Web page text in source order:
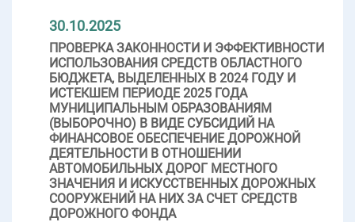
30.10.2025
ПРОВЕРКА ЗАКОННОСТИ И ЭФФЕКТИВНОСТИ
ИСПОЛЬЗОВАНИЯ СРЕДСТВ ОБЛАСТНОГО
БЮДЖЕТА, ВЫДЕЛЕННЫХ В 2024 ГОДУ И
ИСТЕКШЕМ ПЕРИОДЕ 2025 ГОДА
МУНИЦИПАЛЬНЫМ ОБРАЗОВАНИЯМ
(ВЫБОРОЧНО) В ВИДЕ СУБСИДИЙ НА
ФИНАНСОВОЕ ОБЕСПЕЧЕНИЕ ДОРОЖНОЙ
ДЕЯТЕЛЬНОСТИ В ОТНОШЕНИИ
АВТОМОБИЛЬНЫХ ДОРОГ МЕСТНОГО
ЗНАЧЕНИЯ И ИСКУССТВЕННЫХ ДОРОЖНЫХ
СООРУЖЕНИЙ НА НИХ ЗА СЧЕТ СРЕДСТВ
ДОРОЖНОГО ФОНДА